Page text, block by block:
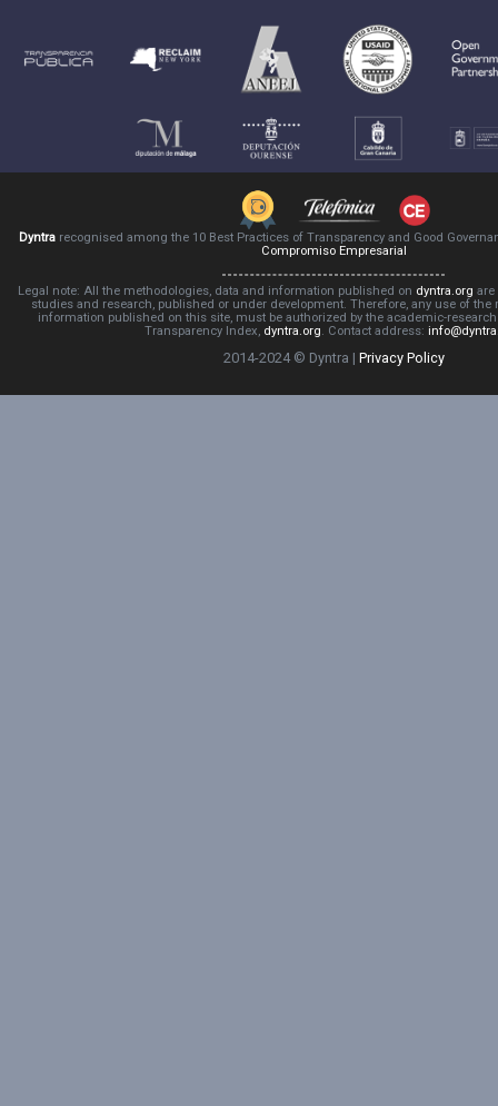
Dyntra recognised among the 10 Best Practices of Transparency and Good
Compromiso Empresarial
Legal note: All the methodologies, data and information published on dyntra.org are
studies and research, published or under development. Therefore, any use of the
information published on this site, must be authorized by the academic-
Transparency Index, dyntra.org. Contact address:
2014-2024 © Dyntra | Privacy Policy